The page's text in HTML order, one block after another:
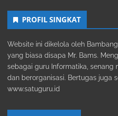
PROFIL SINGKAT
Website ini dikelola oleh Bambang
yang biasa disapa Mr. Bams.
sebagai guru Informatika, senang
dan berorganisasi. Bertugas juga
www.satuguru.id